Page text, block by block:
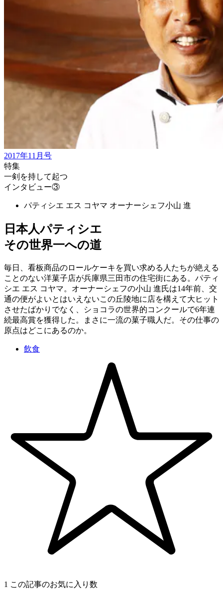
2017年11月号
特集
一剣を持して起つ
インタビュー③
パティシエ エス コヤマ オーナーシェフ小山 進
日本人パティシエ
その世界一への道
毎日、看板商品のロールケーキを買い求める人たちが絶える
ことのない洋菓子店が兵庫県三田市の住宅街にある。パティ
シエ エス コヤマ。オーナーシェフの小山 進氏は14年前、交
通の便がよいとはいえないこの丘陵地に店を構えて大ヒット
させたばかりでなく、ショコラの世界的コンクールで6年連
続最高賞を獲得した。まさに一流の菓子職人だ。その仕事の
原点はどこにあるのか。
飲食
1 この記事のお気に入り数